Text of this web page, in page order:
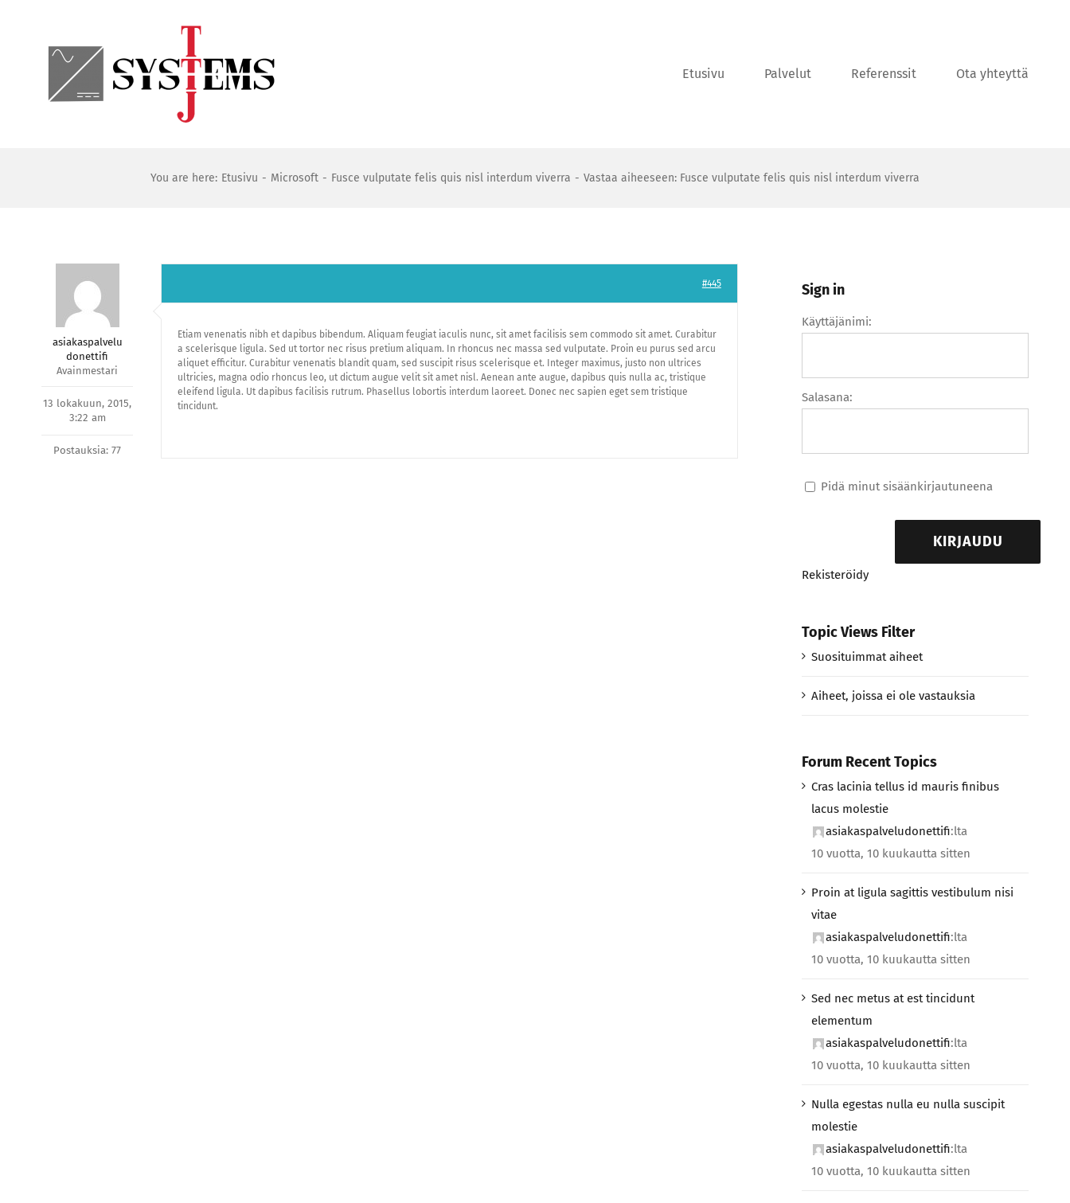
Etusivu Palvelut Referenssit Ota yhteyttä
You are here: Etusivu Microsoft Fusce vulputate felis quis nisl interdum viverra Vastaa aiheeseen: Fusce vulputate felis quis nisl interdum viverra
asiakaspalvelu
donettifi
Avainmestari
13 lokakuun, 2015,
3:22 am
Postauksia: 77
#445
Etiam venenatis nibh et dapibus bibendum. Aliquam feugiat iaculis nunc, sit amet facilisis sem commodo sit amet. Curabitur
a scelerisque ligula. Sed ut tortor nec risus pretium aliquam. In rhoncus nec massa sed vulputate. Proin eu purus sed arcu
aliquet efficitur. Curabitur venenatis blandit quam, sed suscipit risus scelerisque et. Integer maximus, justo non ultrices
ultricies, magna odio rhoncus leo, ut dictum augue velit sit amet nisl. Aenean ante augue, dapibus quis nulla ac, tristique
eleifend ligula. Ut dapibus facilisis rutrum. Phasellus lobortis interdum laoreet. Donec nec sapien eget sem tristique
tincidunt.
Sign in
Käyttäjänimi:
Salasana:
Pidä minut sisäänkirjautuneena
KIRJAUDU
Rekisteröidy
Topic Views Filter
Suosituimmat aiheet
Aiheet, joissa ei ole vastauksia
Forum Recent Topics
Cras lacinia tellus id mauris finibus
lacus molestie
asiakaspalveludonettifi:lta
10 vuotta, 10 kuukautta sitten
Proin at ligula sagittis vestibulum nisi
vitae
asiakaspalveludonettifi:lta
10 vuotta, 10 kuukautta sitten
Sed nec metus at est tincidunt
elementum
asiakaspalveludonettifi:lta
10 vuotta, 10 kuukautta sitten
Nulla egestas nulla eu nulla suscipit
molestie
asiakaspalveludonettifi:lta
10 vuotta, 10 kuukautta sitten